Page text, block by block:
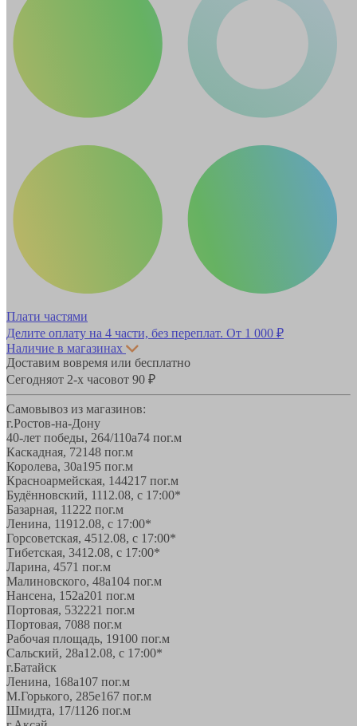
Плати частями
Делите оплату на 4 части, без переплат. От 1 000 ₽
Наличие в магазинах
Доставим вовремя или бесплатно
Сегодняот 2-х часовот 90 ₽
Самовывоз из магазинов:
г.Ростов-на-Дону
40-лет победы, 264/110а74 пог.м
Каскадная, 72148 пог.м
Королева, 30а195 пог.м
Красноармейская, 144217 пог.м
Будённовский, 1112.08, с 17:00*
Базарная, 11 222 пог.м
Ленина, 11912.08, с 17:00*
Горсоветская, 4512.08, с 17:00*
Тибетская, 3412.08, с 17:00*
Ларина, 4571 пог.м
Малиновского, 48а104 пог.м
Нансена, 152а201 пог.м
Портовая, 532221 пог.м
Портовая, 7088 пог.м
Рабочая площадь, 19100 пог.м
Сальский, 28a12.08, с 17:00*
г.Батайск
Ленина, 168а107 пог.м
М.Горького, 285е167 пог.м
Шмидта, 17/1126 пог.м